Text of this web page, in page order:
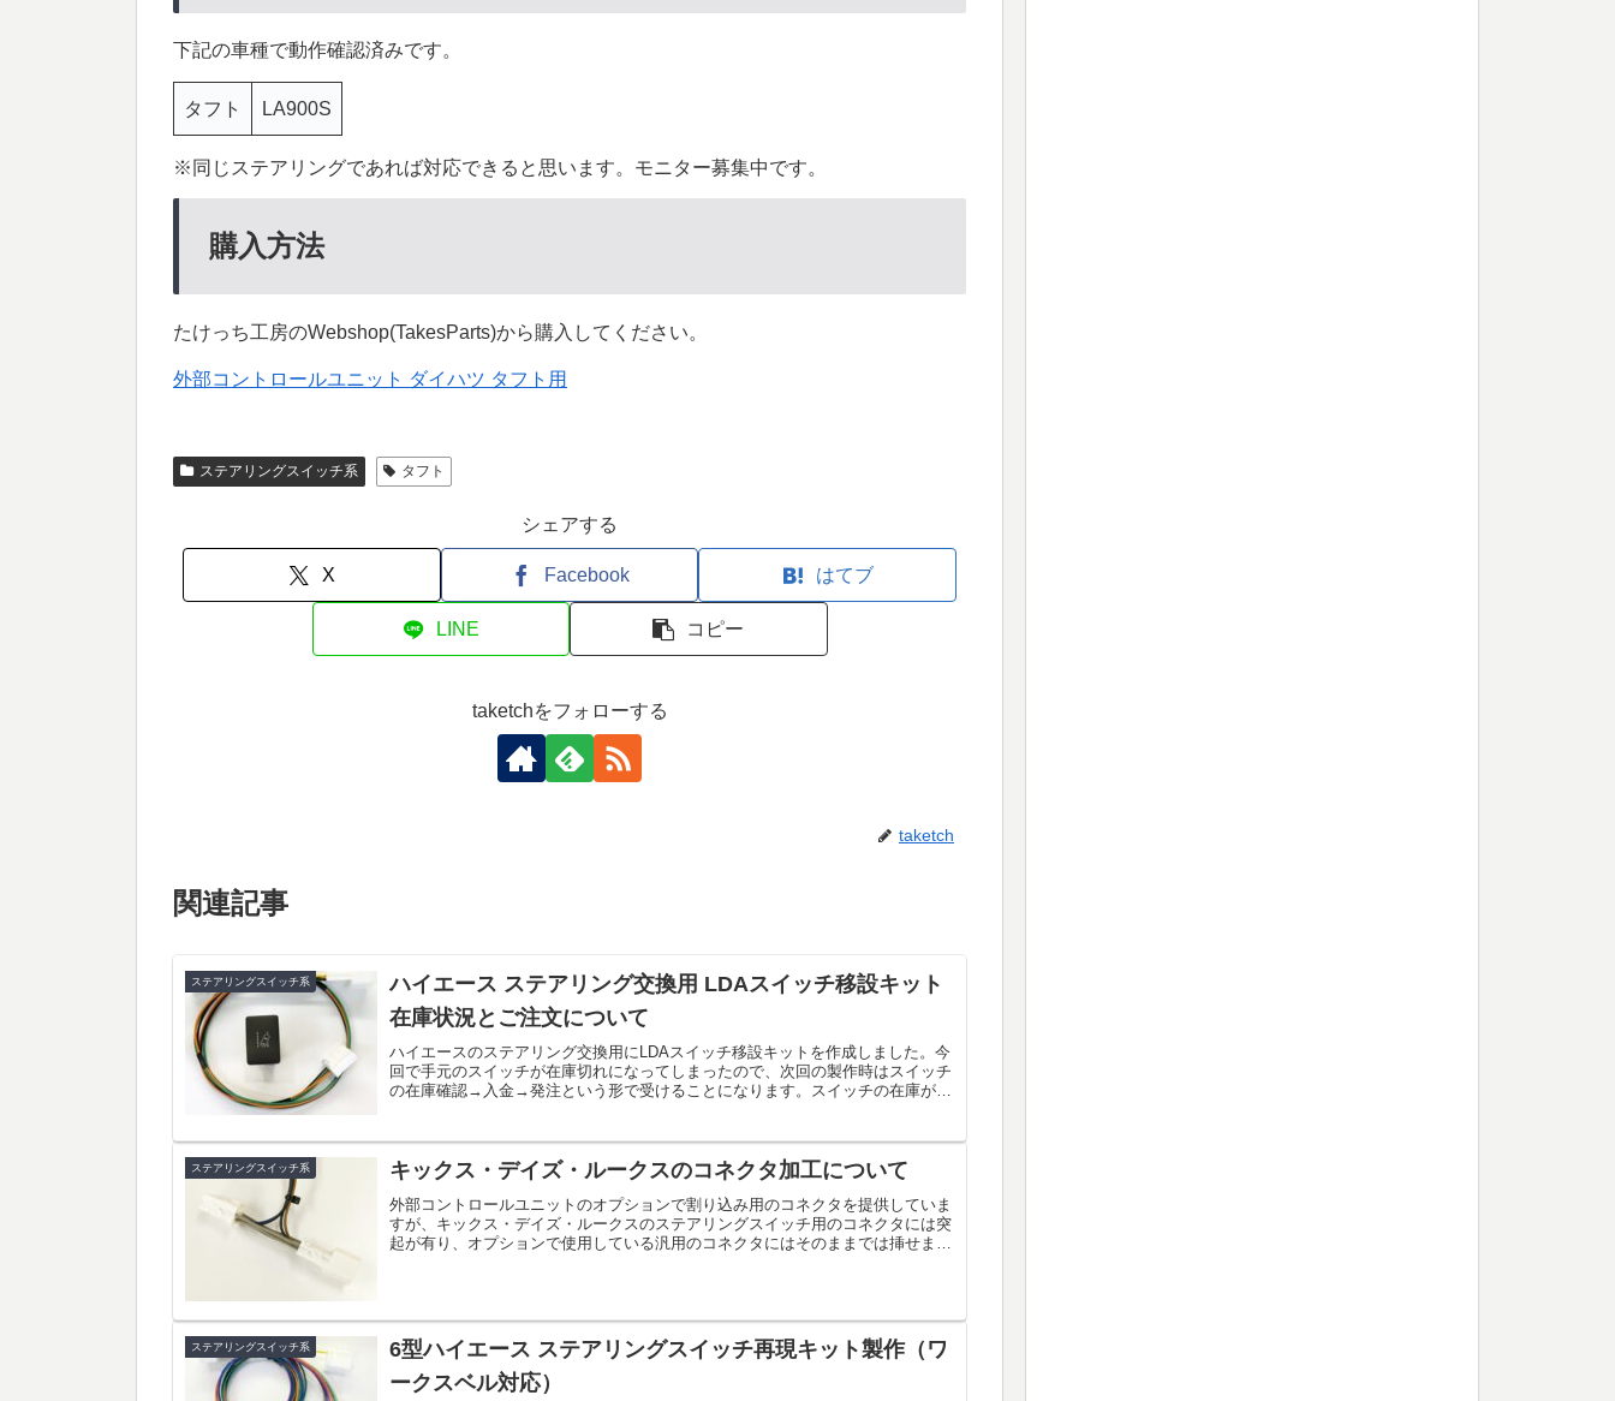
下記の車種で動作確認済みです。
タフト LA900S
※同じステアリングであれば対応できると思います。モニター募集中です。
購入方法
たけっち工房のWebshop(TakesParts)から購入してください。
外部コントロールユニット ダイハツ タフト用
ステアリングスイッチ系 タフト
シェアする
X Facebook はてブ
LINE コピー
taketchをフォローする
taketch
関連記事
ステアリングスイッチ系
ハイエース ステアリング交換用 LDAスイッチ移設キット
在庫状況とご注文について
ハイエースのステアリング交換用にLDAスイッチ移設キットを作成しました。今
回で手元のスイッチが在庫切れになってしまったので、次回の製作時はスイッチ
の在庫確認→入金→発注という形で受けることになります。スイッチの在庫がメ
ステアリングスイッチ系 キックス・デイズ・ルークスのコネクタ加工について
外部コントロールユニットのオプションで割り込み用のコネクタを提供していま
すが、キックス・デイズ・ルークスのステアリングスイッチ用のコネクタには突
起が有り、オプションで使用している汎用のコネクタにはそのままでは挿せませ
ステアリングスイッチ系
6型ハイエース ステアリングスイッチ再現キット製作（ワ
ークスベル対応）